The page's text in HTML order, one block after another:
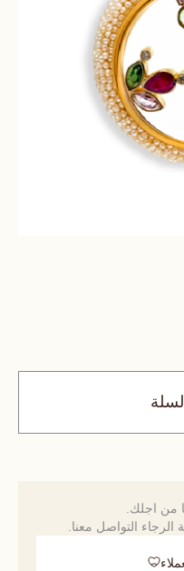
من اجلك.
التواصل معنا.